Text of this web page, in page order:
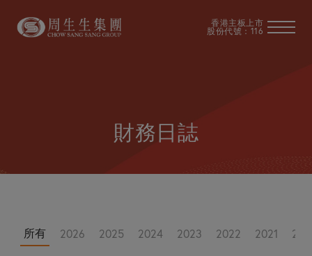
香港主板上市
股份代號：116
財務日誌
所有 2026 2025 2024 2023 2022 2021